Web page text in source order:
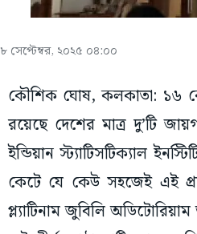
৮ সেপ্টেম্বর, ২০২৫ ০৪:০০
কৌশিক ঘোষ, কলকাতা: ১৬
রয়েছে দেশের মাত্র দু’টি
ইন্ডিয়ান স্ট্যাটিসটিক্যাল
কেটে যে কেউ সহজেই এই
প্ল্যাটিনাম জুবিলি